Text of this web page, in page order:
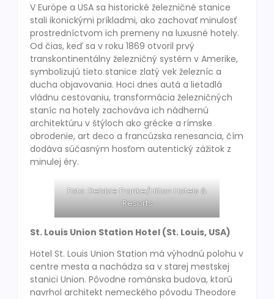
V Európe a USA sa historické železničné stanice
stali ikonickými príkladmi, ako zachovať minulosť
prostredníctvom ich premeny na luxusné hotely.
Od čias, keď sa v roku 1869 otvoril prvý
transkontinentálny železničný systém v Amerike,
symbolizujú tieto stanice zlatý vek železníc a
ducha objavovania. Hoci dnes autá a lietadlá
vládnu cestovaniu, transformácia železničných
staníc na hotely zachováva ich nádhernú
architektúru v štýloch ako grécke a rímske
obrodenie, art deco a francúzska renesancia, čím
dodáva súčasným hosťom autentický zážitok z
minulej éry.
Foto: Debbie Franke/Hilton Hotels &
Resorts
St. Louis Union Station Hotel (St. Louis, USA)
Hotel St. Louis Union Station má výhodnú polohu v
centre mesta a nachádza sa v starej mestskej
stanici Union. Pôvodne románska budova, ktorú
navrhol architekt nemeckého pôvodu Theodore